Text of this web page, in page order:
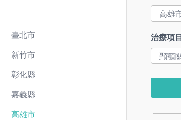
臺北市
新竹市
彰化縣
嘉義縣
高雄市
治療項目